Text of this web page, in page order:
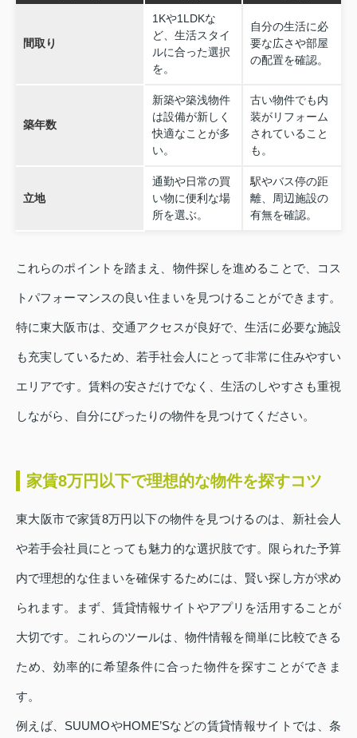
間取り
1Kや1LDKな
ど、生活スタイ
ルに合った選択
を。
自分の生活に必
要な広さや部屋
の配置を確認。
築年数
新築や築浅物件
は設備が新しく
快適なことが多
い。
古い物件でも内
装がリフォーム
されていること
も。
立地
通勤や日常の買
い物に便利な場
所を選ぶ。
駅やバス停の距
離、周辺施設の
有無を確認。
これらのポイントを踏まえ、物件探しを進めることで、コス
トパフォーマンスの良い住まいを見つけることができます。
特に東大阪市は、交通アクセスが良好で、生活に必要な施設
も充実しているため、若手社会人にとって非常に住みやすい
エリアです。賃料の安さだけでなく、生活のしやすさも重視
しながら、自分にぴったりの物件を見つけてください。
家賃8万円以下で理想的な物件を探すコツ
東大阪市で家賃8万円以下の物件を見つけるのは、新社会人
や若手会社員にとっても魅力的な選択肢です。限られた予算
内で理想的な住まいを確保するためには、賢い探し方が求め
られます。まず、賃貸情報サイトやアプリを活用することが
大切です。これらのツールは、物件情報を簡単に比較できる
ため、効率的に希望条件に合った物件を探すことができま
す。
例えば、SUUMOやHOME’Sなどの賃貸情報サイトでは、条